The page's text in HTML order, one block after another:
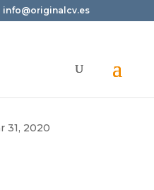
info@originalcv.es
31, 2020